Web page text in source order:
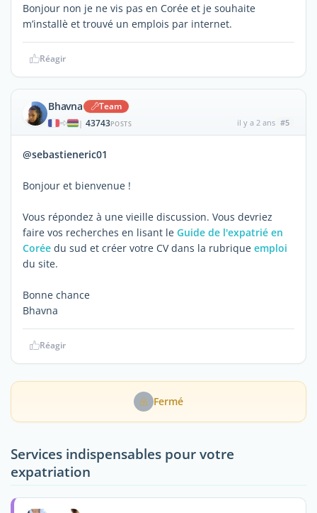
Bonjour non je ne vis pas en Corée et je souhaite
m’installè et trouvé un emplois par internet.
Réagir
Bhavna Team
| 43743POSTS il y a 2 ans #5
@sebastieneric01
Bonjour et bienvenue !
Vous répondez à une vieille discussion. Vous devriez
faire vos recherches en lisant le Guide de l'expatrié en
Corée du sud et créer votre CV dans la rubrique emploi
du site.
Bonne chance
Bhavna
Réagir
Fermé
Services indispensables pour votre
expatriation